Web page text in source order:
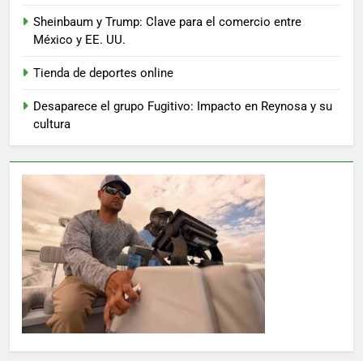
Sheinbaum y Trump: Clave para el comercio entre
México y EE. UU.
Tienda de deportes online
Desaparece el grupo Fugitivo: Impacto en Reynosa y su
cultura